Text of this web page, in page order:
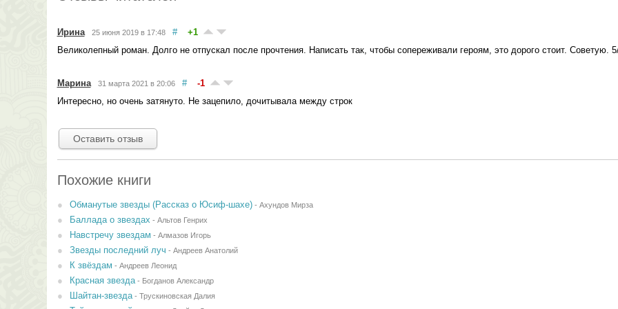
Ирина 25 июня 2019 в 17:48 #
+1
Великолепный роман. Долго не отпускал после прочтения. Написать так, чтобы сопереживали героям, это дорого стоит. Советую.
Марина 31 марта 2021 в 20:06 #
-1
Интересно, но очень затянуто. Не зацепило, дочитывала между строк
Оставить отзыв
Похожие книги
Обманутые звезды (Рассказ о Юсиф-шахе)- Ахундов Мирза
Баллада о звездах - Альтов Генрих
Навстречу звездам - Алмазов Игорь
Звезды последний луч - Андреев Анатолий
К звёздам - Андреев Леонид
Красная звезда- Богданов Александр
Шайтан-звезда- Трускиновская Далия